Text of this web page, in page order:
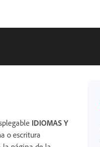
IDIOMAS Y
o escritura